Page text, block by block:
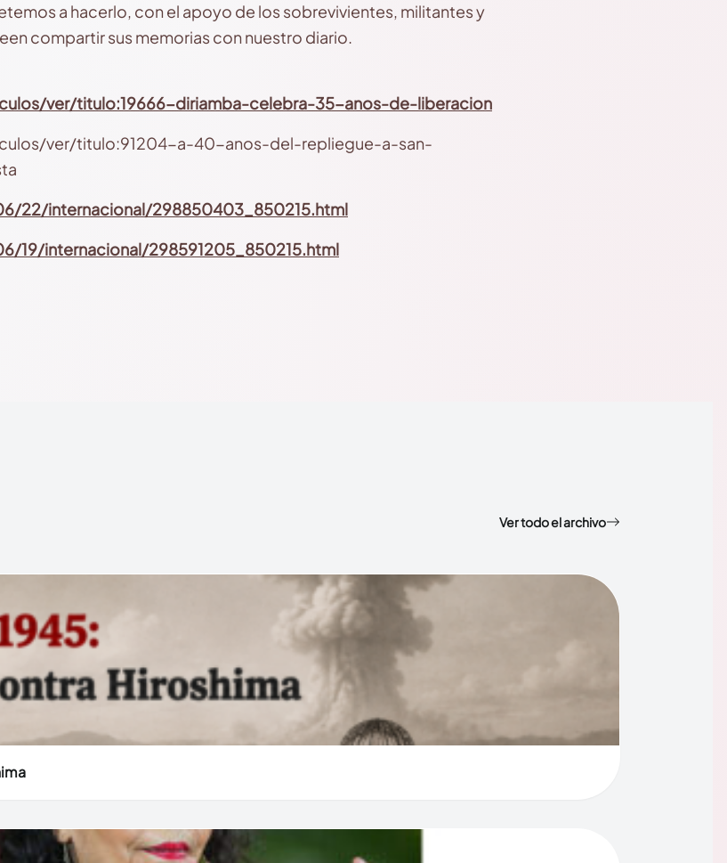
a hacerlo, con el apoyo de los sobrevivientes, militantes y
compartir sus memorias con nuestro diario.
ver/titulo:19666-diriamba-celebra-35-anos-de-liberacion
ver/titulo:91204-a-40-anos-del-repliegue-a-san-
22/internacional/298850403_850215.html
19/internacional/298591205_850215.html
Ver todo el archivo